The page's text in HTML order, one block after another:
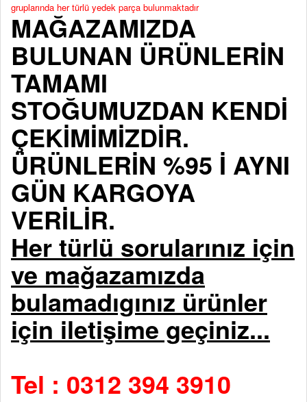
gruplarında her türlü yedek parça bulunmaktadır
MAĞAZAMIZDA
BULUNAN ÜRÜNLERİN
TAMAMI
STOĞUMUZDAN KENDİ
ÇEKİMİMİZDİR.
ÜRÜNLERİN %95 İ AYNI
GÜN KARGOYA
VERİLİR.
Her türlü sorularınız için
ve mağazamızda
bulamadıgınız ürünler
için iletişime geçiniz...
Tel : 0312 394 3910